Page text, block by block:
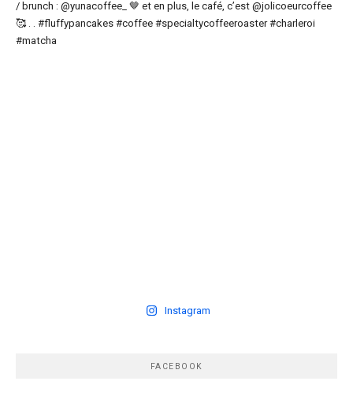
Instagram
FACEBOOK